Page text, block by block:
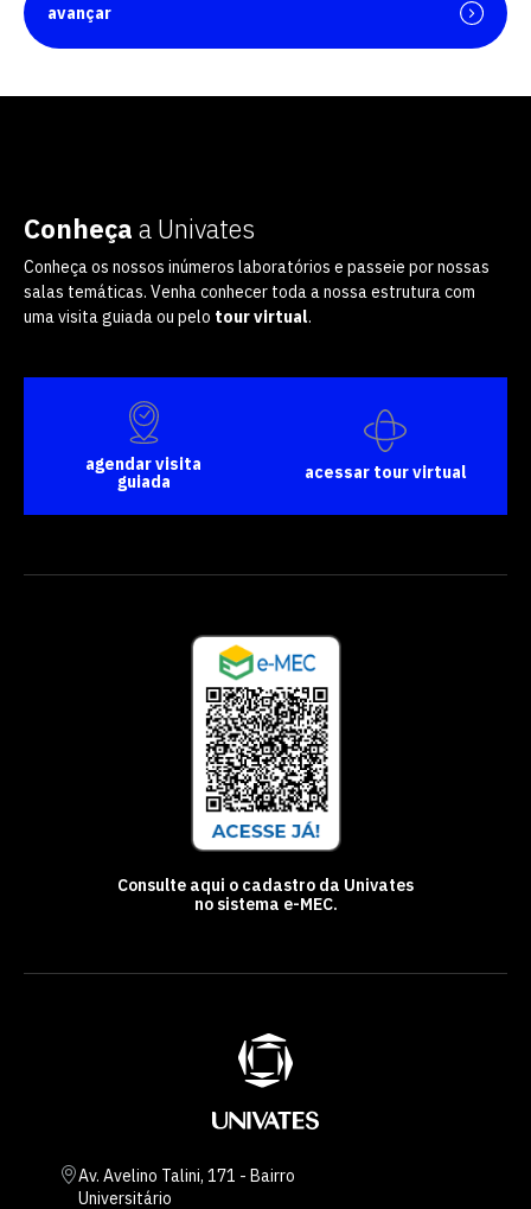
avançar
Conheça a Univates
Conheça os nossos inúmeros laboratórios e passeie por nossas
salas temáticas. Venha conhecer toda a nossa estrutura com
uma visita guiada ou pelo tour virtual.
agendar visita
guiada
acessar tour virtual
Consulte aqui o cadastro da Univates
no sistema e-MEC.
Av. Avelino Talini, 171 - Bairro
Universitário
vagas para início de curso